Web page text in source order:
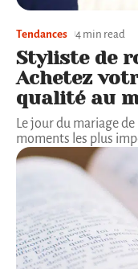
Tendances 4 min read
Styliste de
Achetez
qualité au
Le jour du mariage
moments les plus